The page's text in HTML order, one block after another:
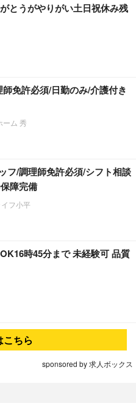
とうがやりがい土日祝休み残
免許必須/日勤のみ/介護付き
ーム 秀
フ/調理師免許必須/シフト相談
障完備
フ小平
時45分まで 未経験可 品質
こちら
sponsored by 求人ボックス